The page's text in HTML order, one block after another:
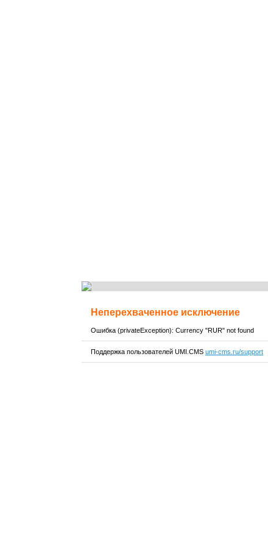
Неперехваченное исключение
Ошибка (privateException): Currency "RUR" not found
Поддержка пользователей UMI.CMS umi-cms.ru/support